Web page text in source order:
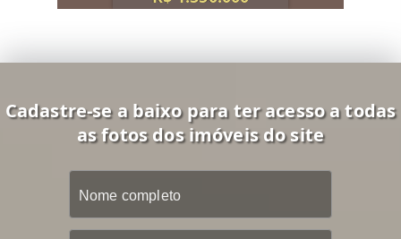
Cadastre-se a baixo para ter acesso a todas
as fotos dos imóveis do site